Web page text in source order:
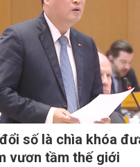
số là chìa khóa
vươn tầm thế giới